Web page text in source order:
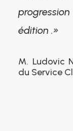
édition .»
M. Ludovic
du Service